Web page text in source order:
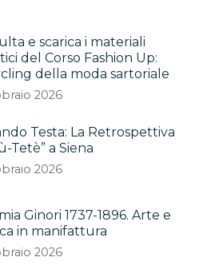
e scarica i materiali
del Corso Fashion Up:
della moda sartoriale
2026
Testa: La Retrospettiva
Tetè” a Siena
2026
Ginori 1737-1896. Arte e
in manifattura
2026